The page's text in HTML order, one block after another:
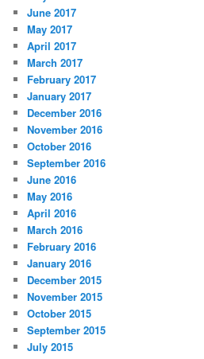
June 2017
May 2017
April 2017
March 2017
February 2017
January 2017
December 2016
November 2016
October 2016
September 2016
June 2016
May 2016
April 2016
March 2016
February 2016
January 2016
December 2015
November 2015
October 2015
September 2015
July 2015